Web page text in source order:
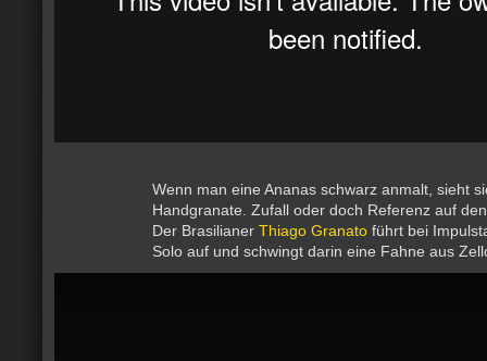
Wenn man eine Ananas schwarz anmalt, sieht
Handgranate. Zufall oder doch Referenz auf
Der Brasilianer Thiago Granato führt bei
Solo auf und schwingt darin eine Fahne aus